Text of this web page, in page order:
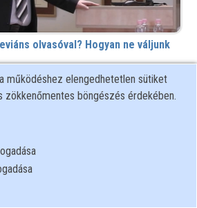
olvasóval? Hogyan ne váljunk
10 éve
működéshez elengedhetetlen sütiket
zökkenőmentes böngészés érdekében.